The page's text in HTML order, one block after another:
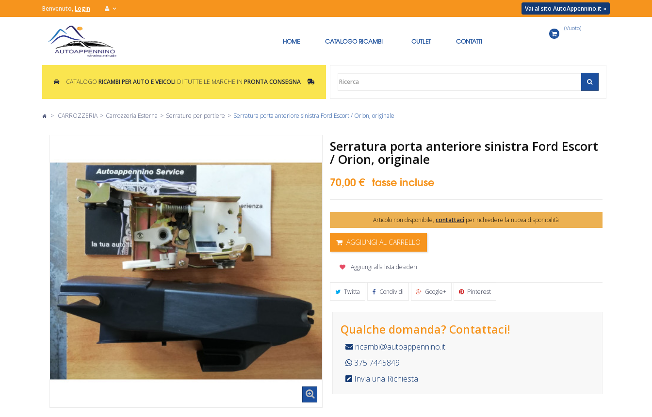
Vai al sito AutoAppennino.it »
Benvenuto,Login
HOME CATALOGO RICAMBI OUTLET CONTATTI
(Vuoto)
CATALOGO RICAMBI PER AUTO E VEICOLI DI TUTTE LE MARCHE IN PRONTA CONSEGNA
> CARROZZERIA > Carrozzeria Esterna > Serrature per portiere > Serratura porta anteriore sinistra Ford Escort / Orion, originale
Serratura porta anteriore sinistra Ford Escort
/ Orion, originale
70,00 € tasse incluse
Articolo non disponibile,contattaci per richiedere la nuova disponibilità
AGGIUNGI AL CARRELLO
Aggiungi alla lista desideri
Twitta Condividi Google+ Pinterest
Qualche domanda? Contattaci!
ricambi@autoappennino.it
375 7445849
Invia una Richiesta